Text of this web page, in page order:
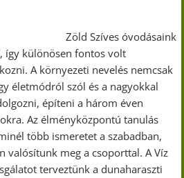
Zöld Szíves óvodásaink
így különösen fontos volt
A környezeti nevelés nemcsak
életmódról szól és a nagyokkal
építeni a három éven
Az élményközpontú tanulás
több ismeretet a szabadban,
valósítunk meg a csoporttal. A Víz
terveztünk a dunaharaszti